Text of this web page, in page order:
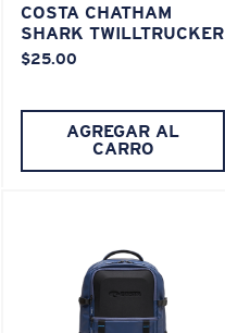
COSTA CHATHAM
SHARK TWILLTRUCKER
$25.00
AGREGAR AL
CARRO